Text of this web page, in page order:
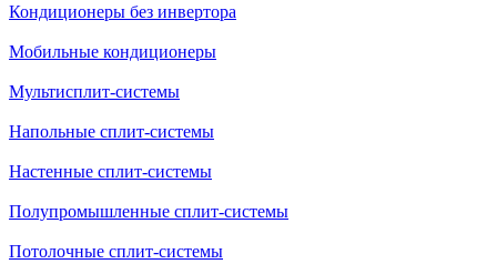
Кондиционеры без инвертора
Мобильные кондиционеры
Мультисплит-системы
Напольные сплит-системы
Настенные сплит-системы
Полупромышленные сплит-системы
Потолочные сплит-системы